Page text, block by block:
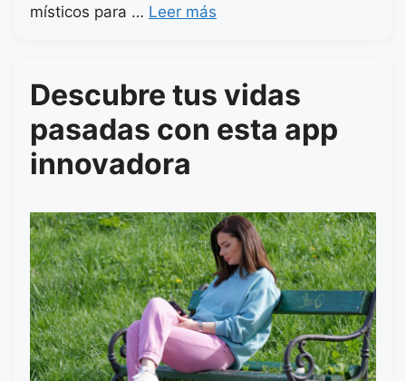
místicos para … Leer más
Descubre tus vidas
pasadas con esta app
innovadora